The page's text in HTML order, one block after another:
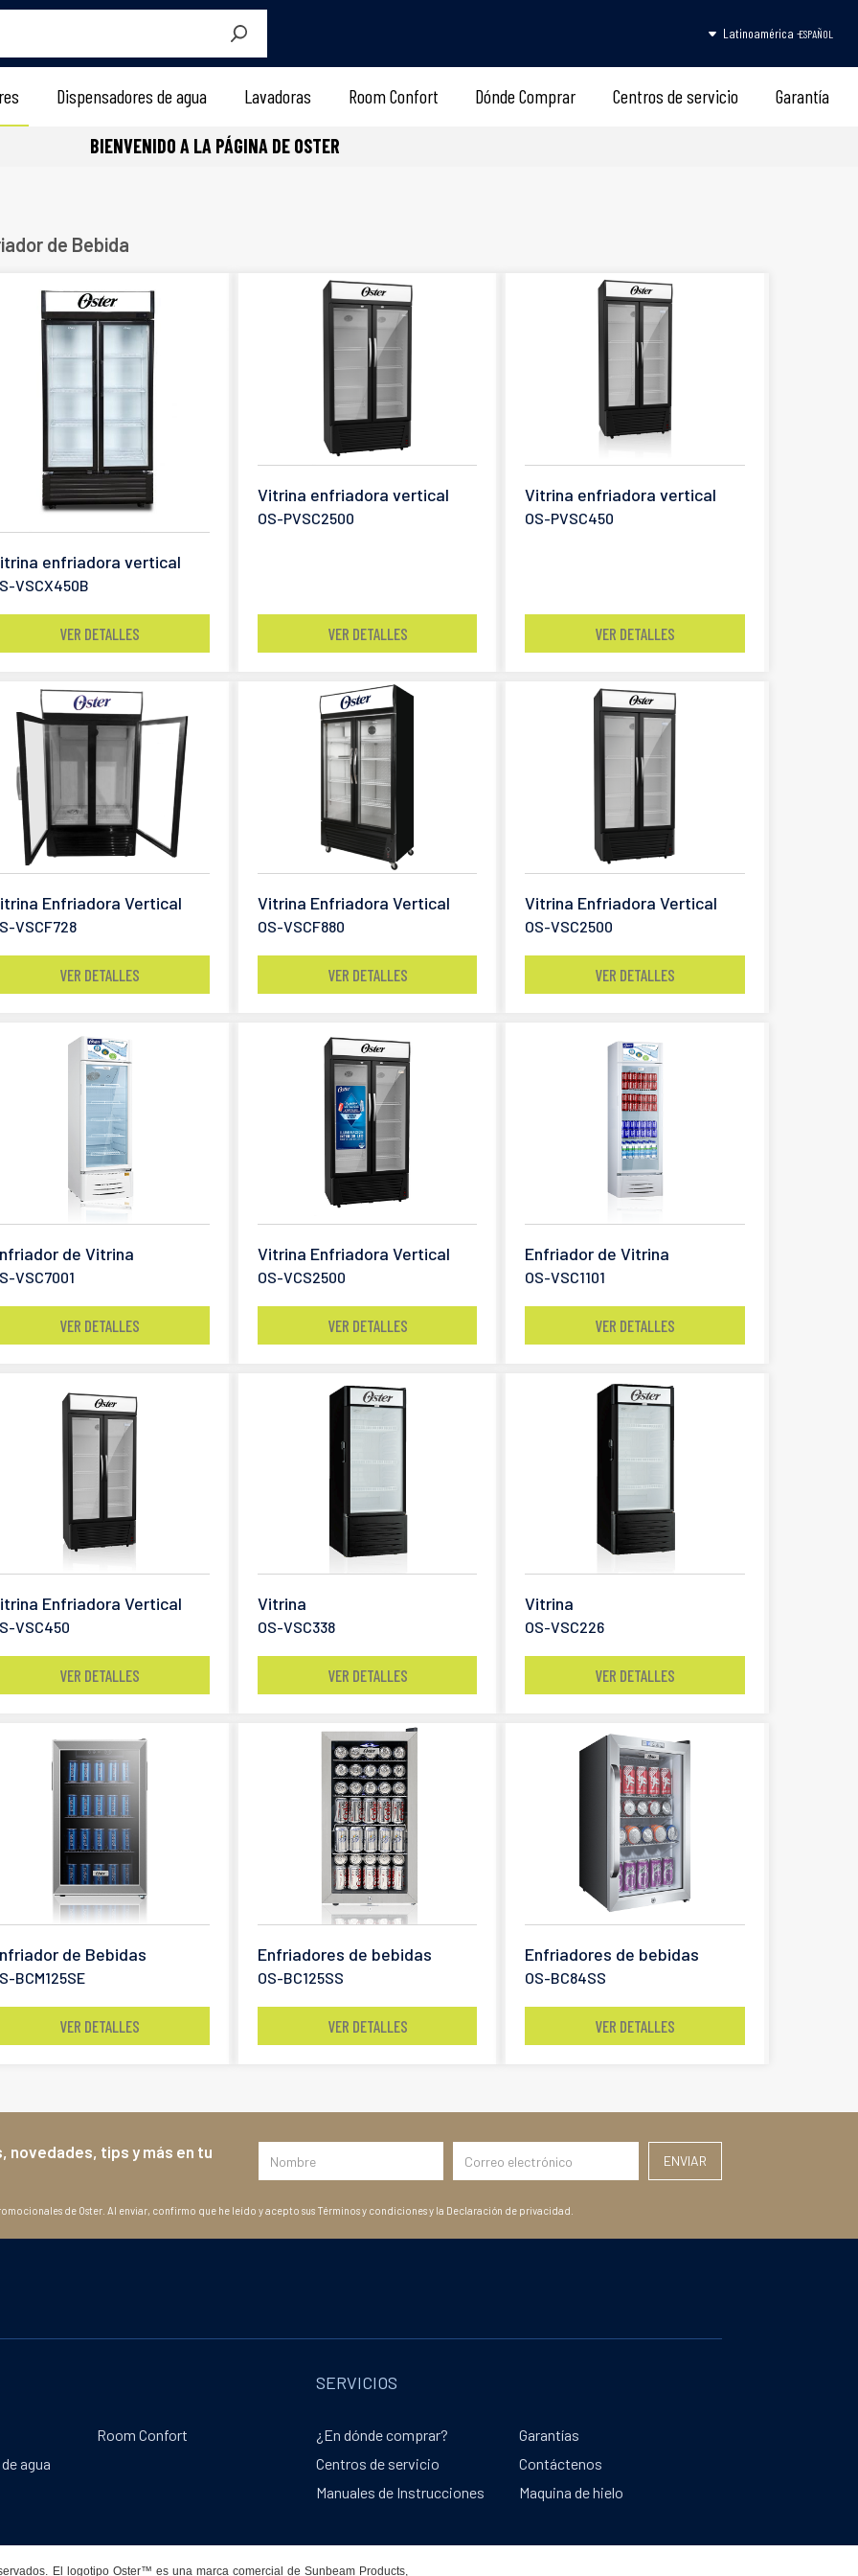
Latinoamérica -ESPAÑOL
Dispensadores de agua Lavadoras Room Confort Dónde Comprar Centros de servicio Garantía
BIENVENIDO A LA PÁGINA DE OSTER
de Bebida
enfriadora vertical
VSCX450B
VER DETALLES
Vitrina enfriadora vertical
OS-PVSC2500
VER DETALLES
Vitrina enfriadora vertical
OS-PVSC450
VER DETALLES
Enfriadora Vertical
VSCF728
VER DETALLES
Vitrina Enfriadora Vertical
OS-VSCF880
VER DETALLES
Vitrina Enfriadora Vertical
OS-VSC2500
VER DETALLES
de Vitrina
VSC7001
VER DETALLES
Vitrina Enfriadora Vertical
OS-VCS2500
VER DETALLES
Enfriador de Vitrina
OS-VSC1101
VER DETALLES
Enfriadora Vertical
VSC450
VER DETALLES
Vitrina
OS-VSC338
VER DETALLES
Vitrina
OS-VSC226
VER DETALLES
de Bebidas
BCM125SE
VER DETALLES
Enfriadores de bebidas
OS-BC125SS
VER DETALLES
Enfriadores de bebidas
OS-BC84SS
VER DETALLES
novedades, tips y más en tu
de Oster. Al enviar, confirmo que he leído y acepto sus Términos y condiciones y la Declaración de privacidad.
agua
Room Confort
SERVICIOS
¿En dónde comprar?
Centros de servicio
Manuales de Instrucciones
Garantías
Contáctenos
Maquina de hielo
El logotipo Oster™ es una marca comercial de Sunbeam Products,